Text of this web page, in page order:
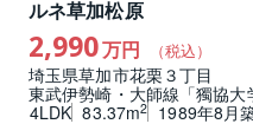
ルネ草加松原
2,990万円 （税込）
埼玉県草加市花栗３丁目
東武伊勢崎・大師線「獨協
4LDK 83.37m2 1989年8月